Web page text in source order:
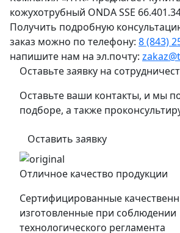
кожухотрубный ONDA SSE
Получить подробную
заказ можно по телефону: 8 (843)
напишите нам на эл.почту:
Оставьте заявку на
Оставьте ваши контакты, и мы
подборе, а также
Оставить заявку
Отличное качество продукции
Сертифицированные
изготовленные при соблюдении
технологического регламента